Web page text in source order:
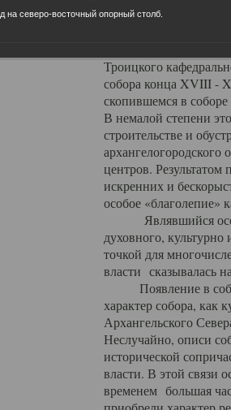
шитьем,
неповторимый
поражающий
Троицкого
собора конца XVIII -
скопившемся в соборе
В немалой степени
строительстве и
архангелогородского
центров.
искренних и
особое «благолепие»
Являвшийся
духовного,
точкой для
власти сказывалась
Появление в
характер собора, как
Архангельского
Неслучайно, описи
исторической
власти. В этой связи
временем большая
на северо-восточный опорный столб.